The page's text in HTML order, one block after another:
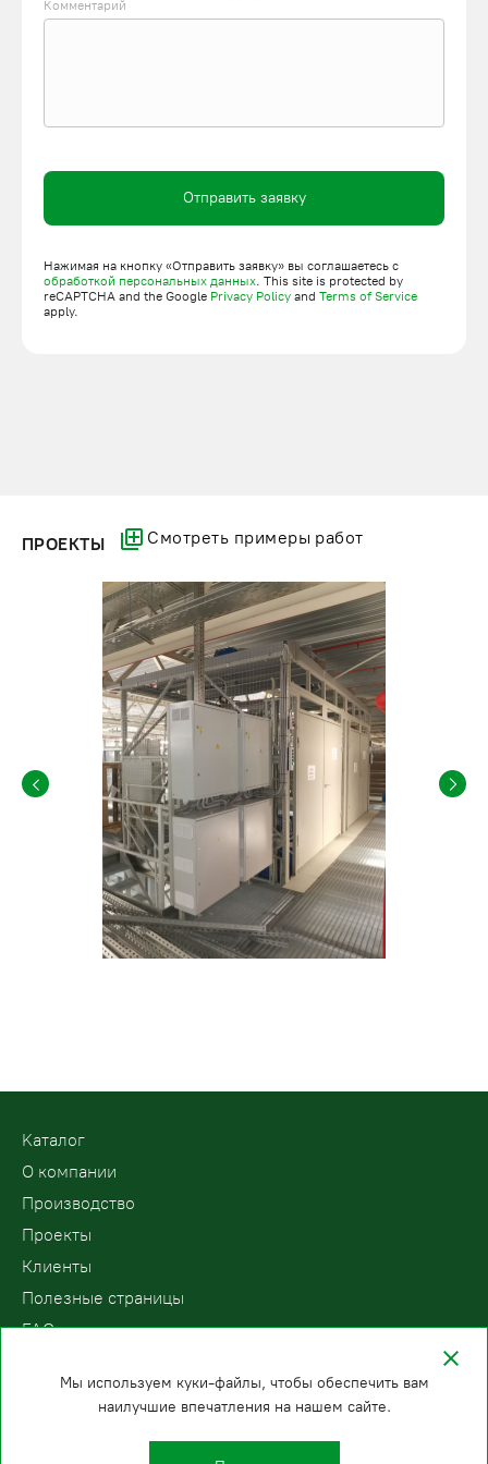
Оставить заявку на подъемник можно онлайн или по
Комментарий
Отправить заявку
Нажимая на кнопку «Отправить заявку» вы соглашаетесь с
обработкой персональных данных. This site is protected by
reCAPTCHA and the Google Privacy Policy and Terms of Service
apply.
ПРОЕКТЫ Смотреть примеры работ
Kаталог
О компании
Производство
Проекты
Клиенты
Полезные страницы
FAQ
8 (800) 200-78-15
Мы используем куки-файлы, чтобы обеспечить вам
наилучшие впечатления на нашем сайте.